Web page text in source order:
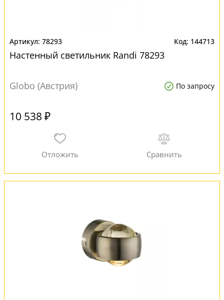
78293 144713
Настенный светильник Randi 78293
Globo (Австрия) По запросу
10 538 ₽